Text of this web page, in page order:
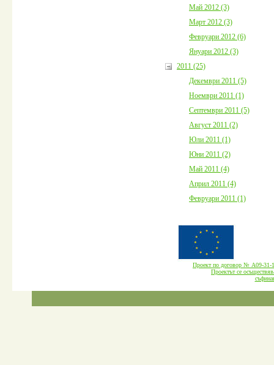
Май 2012 (3)
Март 2012 (3)
Февруари 2012 (6)
Януари 2012 (3)
2011 (25)
Декември 2011 (5)
Ноември 2011 (1)
Септември 2011 (5)
Август 2011 (2)
Юли 2011 (1)
Юни 2011 (2)
Май 2011 (4)
Април 2011 (4)
Февруари 2011 (1)
Проект по договор № А09-
Проектът се